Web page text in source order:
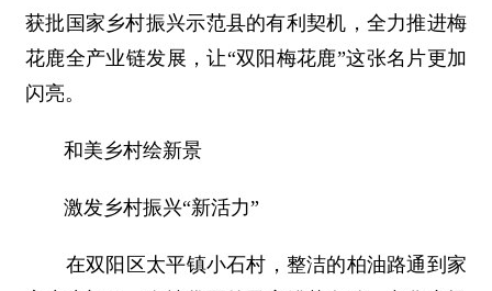
获批国家乡村振兴示范县的有利契机，全力推进梅
花鹿全产业链发展，让“双阳梅花鹿”这张名片更加
闪亮。
和美乡村绘新景
激发乡村振兴“新活力”
在双阳区太平镇小石村，整洁的柏油路通到家